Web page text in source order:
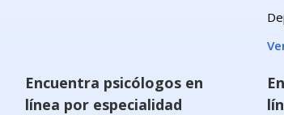
Encuentra psicólogos en
línea por especialidad